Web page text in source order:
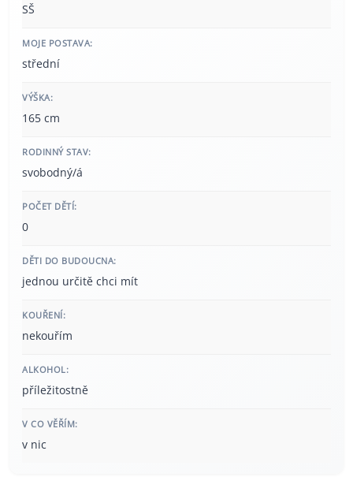
SŠ
MOJE POSTAVA:
střední
VÝŠKA:
165 cm
RODINNÝ STAV:
svobodný/á
POČET DĚTÍ:
0
DĚTI DO BUDOUCNA:
jednou určitě chci mít
KOUŘENÍ:
nekouřím
ALKOHOL:
příležitostně
V CO VĚŘÍM:
v nic